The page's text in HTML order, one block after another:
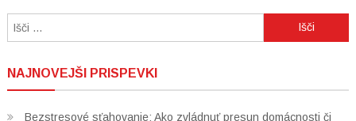
NAJNOVEJŠI PRISPEVKI
Bezstresové sťahovanie: Ako zvládnuť presun domácnosti či